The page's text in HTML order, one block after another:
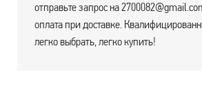
отправьте запрос на
оплата при доставке.
легко выбрать, легко купить!